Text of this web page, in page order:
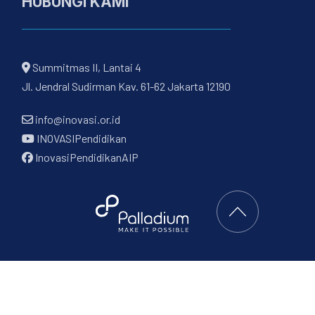
Summitmas II, Lantai 4
Jl. Jendral Sudirman Kav. 61-62 Jakarta 12190
info@inovasi.or.id
INOVASIPendidikan
InovasiPendidikanAIP
Back to Top